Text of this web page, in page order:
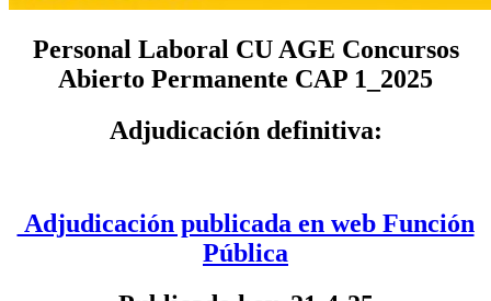
Personal Laboral CU AGE Concursos
Abierto Permanente CAP 1_2025
Adjudicación definitiva:
Adjudicación publicada en web Función
Pública